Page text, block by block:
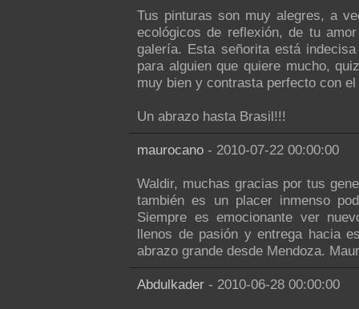
Tus pinturas son muy alegres, a
ecológicos de reflexión, de tu
galería. Esta señorita está
para alguien que quiere mucho,
muy bien y contrasta perfecto con
Un abrazo hasta Brasil!!!
maurocano - 2010-07-22 00:00:00
Waldir, muchas gracias por tus
también es un placer inmenso
Siempre es emocionante ver
llenos de pasión y entrega hacia
abrazo grande desde Mendoza.
Abdulkader - 2010-06-28 00:00:00